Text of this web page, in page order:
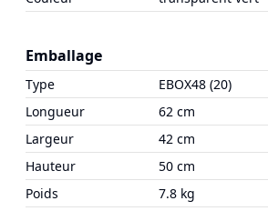
Emballage
Type
EBOX48 (20)
Longueur
62 cm
Largeur
42 cm
Hauteur
50 cm
Poids
7.8 kg